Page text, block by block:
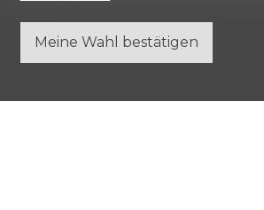
Meine Wahl bestätigen